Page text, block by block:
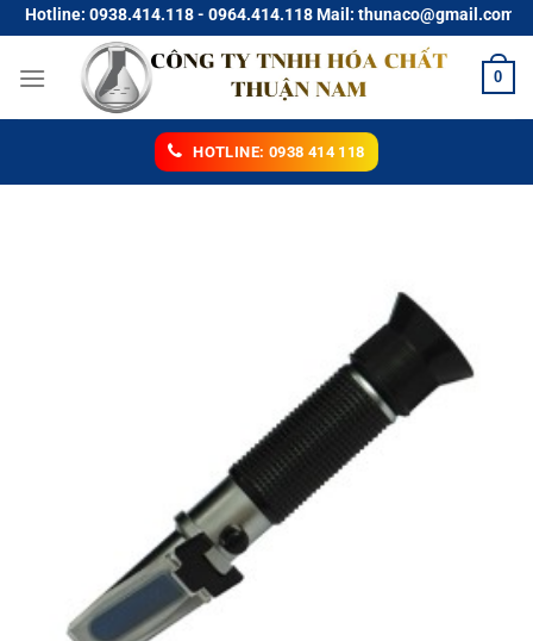
Chuyển
đến
nội
0938.414.118 - 0964.414.118 Mail: thunaco@gmail.com
0
HOTLINE: 0938 414 118